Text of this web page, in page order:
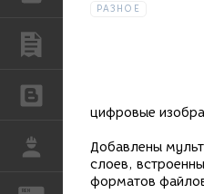
РАБОТА
REN
РАЗНОЕ
цифровые
Добавлены
слоев,
форматов